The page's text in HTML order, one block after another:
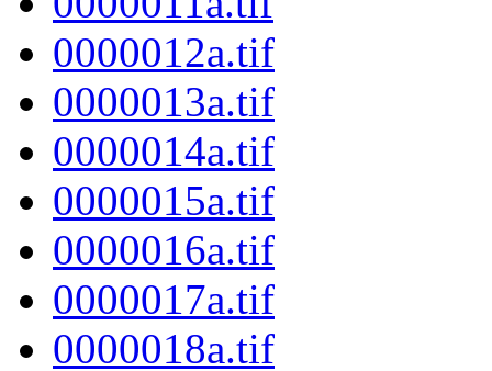
0000012a.tif
0000013a.tif
0000014a.tif
0000015a.tif
0000016a.tif
0000017a.tif
0000018a.tif